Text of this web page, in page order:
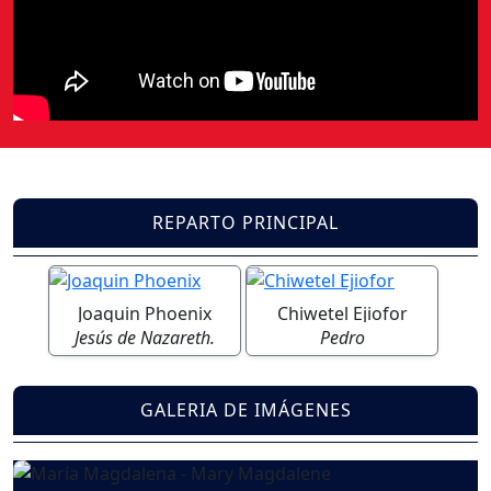
REPARTO PRINCIPAL
Joaquin Phoenix
Jesús de Nazareth.
Chiwetel Ejiofor
Pedro
GALERIA DE IMÁGENES